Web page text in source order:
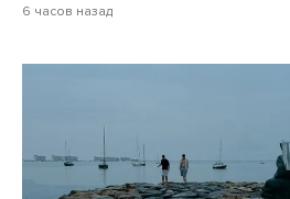
6 часов назад